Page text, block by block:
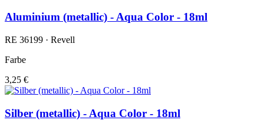
Aluminium (metallic) - Aqua Color - 18ml
RE 36199 · Revell
Farbe
3,25 €
Silber (metallic) - Aqua Color - 18ml